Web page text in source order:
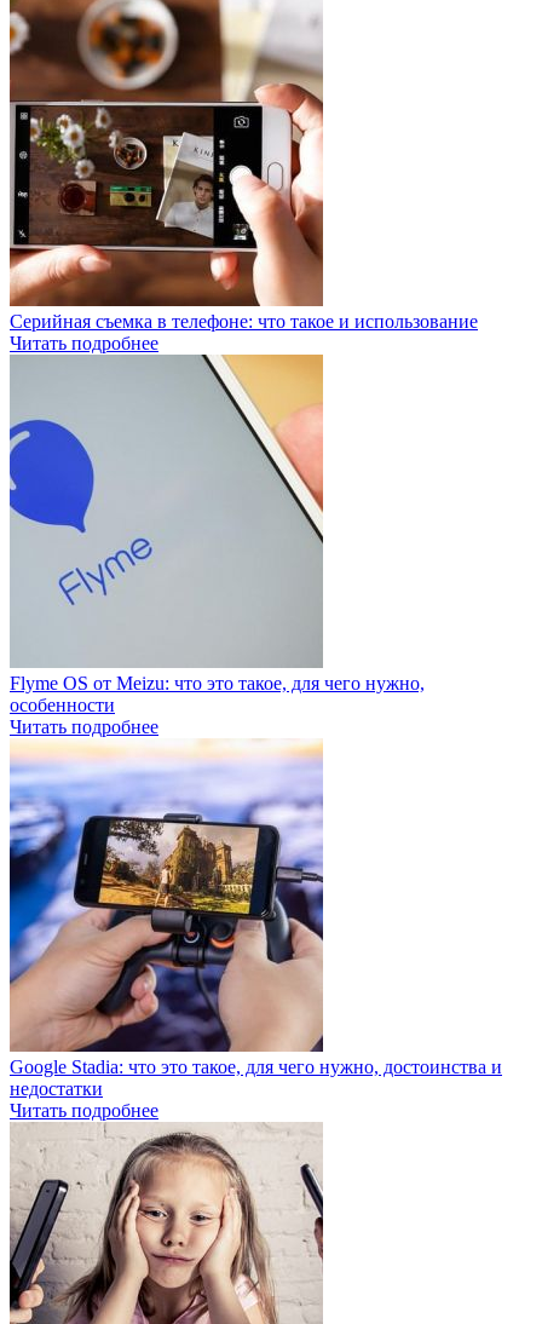
Серийная съемка в телефоне: что такое и использование
Читать подробнее
Flyme OS от Meizu: что это такое, для чего нужно,
особенности
Читать подробнее
Google Stadia: что это такое, для чего нужно, достоинства и
недостатки
Читать подробнее